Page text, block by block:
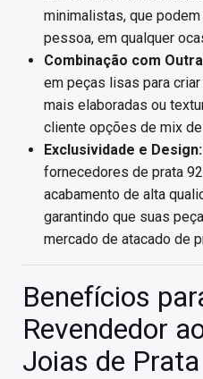
minimalistas, que
pessoa, em qualquer
Combinação com
em peças lisas para
mais elaboradas ou
cliente opções de mix
Exclusividade e Design:
fornecedores de prata
acabamento de alta
garantindo que suas
mercado de atacado de
Benefícios
Revendedor
Joias de